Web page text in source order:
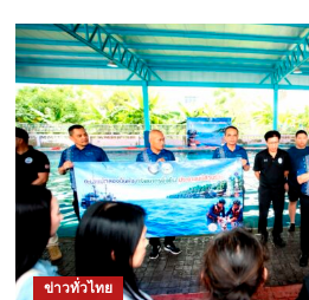
ข่าวทั่วไทย